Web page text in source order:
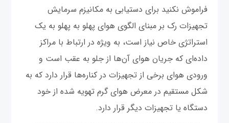
فراموش نکنید برای دستیابی به مکانیزم سرمایش
تجهیزات رک بر مبنای الگوی هوای پهلو به پهلو به یک
استراتژی خاص نیاز است، به ویژه در ارتباط با مراکز
داده‌ای که جریان هوای آن‌ها از جلو به عقب است و
ورودی هوای برخی از تجهیزات در کناره‌ها قرار دارد که به
شکل مستقیم در معرض هوای گرم تهویه شده از خود
دستگاه یا تجهیزات دیگر قرار دارد.